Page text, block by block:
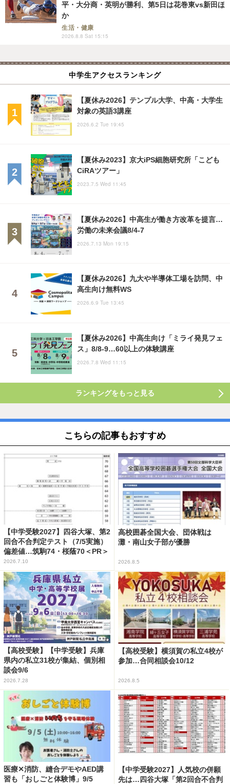
平・大分商・英明が勝利、第5日は花巻東vs新田ほ
か
生活・健康
2026.8.8 Sat 15:15
中学生アクセスランキング
【夏休み2026】テンプル大学、中高・大学生
対象の英語3講座
2026.6.2 Tue 19:45
【夏休み2023】京大iPS細胞研究所「こども
CiRAツアー」
2023.7.5 Wed 11:45
【夏休み2026】中高生が働き方改革を提言…
労働の未来会議8/4-7
2026.7.13 Mon 19:15
【夏休み2026】九大や半導体工場を訪問、中
高生向け無料WS
2026.6.9 Tue 13:45
【夏休み2026】中高生向け「ミライ発見フェ
ス」8/8-9…60以上の体験講座
2026.7.8 Wed 11:15
ランキングをもっと見る
こちらの記事もおすすめ
【中学受験2027】四谷大塚、第2
回合不合判定テスト（7/5実施）
偏差値…筑駒74・桜蔭70＜PR＞
2026.7.10
高校囲碁全国大会、団体戦は
灘・南山女子部が優勝
2026.8.5
【高校受験】【中学受験】兵庫
県内の私立31校が集結、個別相
談会9/6
2026.7.28
【高校受験】横須賀の私立4校が
参加…合同相談会10/12
2026.8.5
医療✕消防、縫合デモやAED講
習も「おしごと体験博」9/5
【中学受験2027】人気校の併願
先は…四谷大塚「第2回合不合判